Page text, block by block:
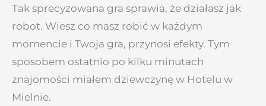
Tak sprecyzowana gra sprawia, że działasz jak
robot. Wiesz co masz robić w każdym
momencie i Twoja gra, przynosi efekty. Tym
sposobem ostatnio po kilku minutach
znajomości miałem dziewczynę w Hotelu w
Mielnie.